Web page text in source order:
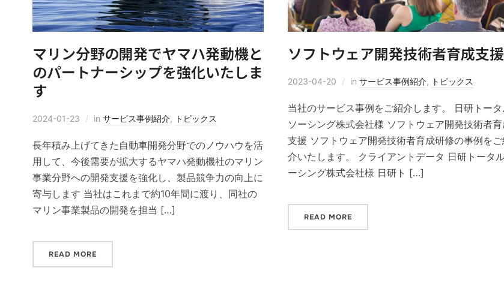
マリン分野の開発でヤマハ発動機と
のパートナーシップを強化いたしま
す
2024-01-23 in サービス事例紹介, トピックス
長年積み上げてきた自動車開発分野でのノウハウを活
用して、今後需要が拡大するヤマハ発動機社のマリン
事業分野への開発支援を強化し、製品競争力の向上に
寄与します 当社はこれまで約10年間に渡り、同社の
マリン事業製品の開発を担当 […]
READ MORE
ソフトウェア開発技術者育成支援
2023-04-20 inサービス事例紹介, トピックス
当社のサービス事例をご紹介します。 日研トー
ソーシング株式会社様 ソフトウェア開発技術者
支援 ソフトウェア開発技術者育成研修の事例をご
介いたします。 クライアントデータ 日研トータ
ーシング株式会社様 日研ト […]
READ MORE